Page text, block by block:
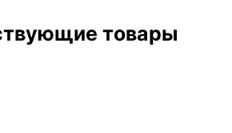
товары